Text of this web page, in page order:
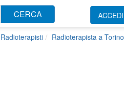
CERCA ACCEDI
Radioterapisti Radioterapista a Torino